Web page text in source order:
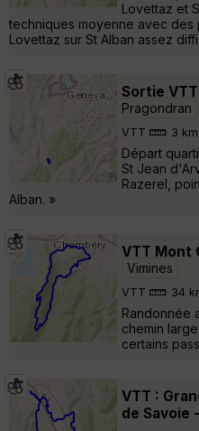
Lovettaz et
techniques moyenne avec
Lovettaz sur St Alban assez
Sortie
Pragondran
VTT 3 km
Départ
St Jean
Razerel,
Alban. »
VTT Mont
Vimines
VTT 34
Randonnée
chemin
certains
VTT :
de Savoie